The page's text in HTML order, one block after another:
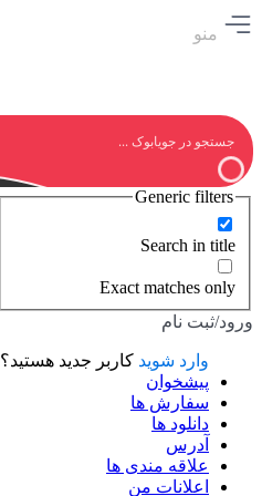
منو
Generic filters
Search in title
Exact matches only
ورود/ثبت نام
وارد شوید کاربر جدید هستید؟
پیشخوان
سفارش ها
دانلود ها
آدرس
علاقه مندی ها
اعلانات من